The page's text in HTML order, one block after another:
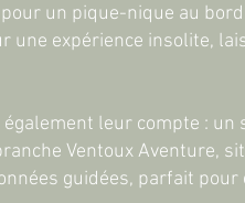
un pique-nique au
une expérience insolite,
leur compte :
Ventoux Aventure,
guidées, parfait